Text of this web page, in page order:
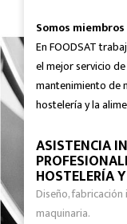
Somos miembros
En FOODSAT
el mejor servicio
mantenimiento de
hostelería y la
ASISTENCIA
HOSTELERÍA
Diseño,
maquinaria.